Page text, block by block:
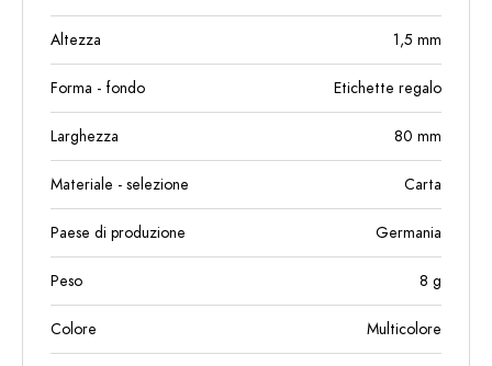
Altezza 1,5 mm
Forma - fondo Etichette regalo
Larghezza 80 mm
Materiale - selezione Carta
Paese di produzione Germania
Peso 8 g
Colore Multicolore